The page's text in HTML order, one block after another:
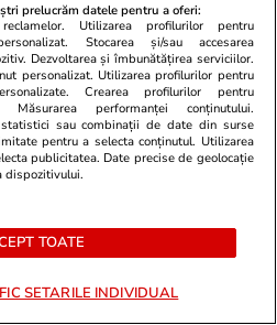
01 aug.
fără
prelucrăm datele pentru a oferi:
Utilizarea profilurilor pentru
Stocarea și/sau accesarea
Dezvoltarea și îmbunătățirea serviciilor.
personalizat. Utilizarea profilurilor pentru
Crearea profilurilor pentru
Măsurarea performanței conținutului.
sau combinații de date din surse
pentru a selecta conținutul. Utilizarea
publicitatea. Date precise de geolocație
dispozitivului.
TOATE
SETARILE INDIVIDUAL